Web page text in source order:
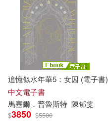
追憶似水年華5：女囚 (電子書)
中文電子書
馬塞爾 ． 普魯斯特 陳郁雯
$3850 $5500